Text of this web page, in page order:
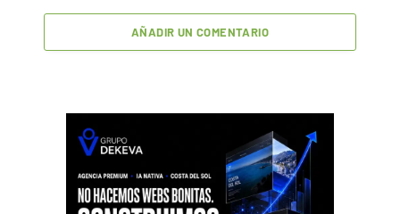
AÑADIR UN COMENTARIO